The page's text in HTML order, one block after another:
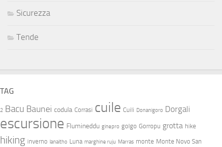
Sicurezza
Tende
TAG
2 Bacu Baunei codula Corrasi cuile Cuili Donanigoro Dorgali
escursione Flumineddu ginepro golgo Gorropu grotta hike
hiking inverno lanaitho Luna marghine ruju Marras monte Monte Novo San